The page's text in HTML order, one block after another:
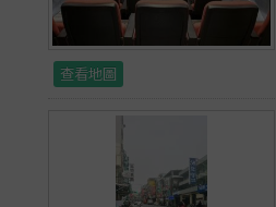
查看地圖